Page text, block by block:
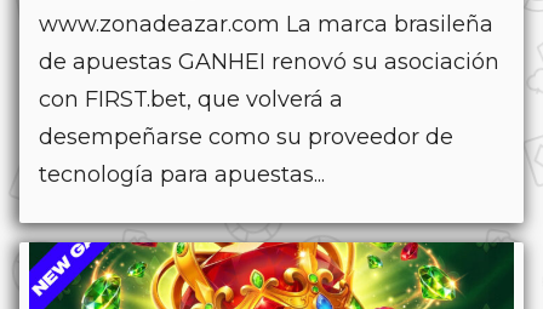
www.zonadeazar.com La marca brasileña
de apuestas GANHEI renovó su asociación
con FIRST.bet, que volverá a
desempeñarse como su proveedor de
tecnología para apuestas...